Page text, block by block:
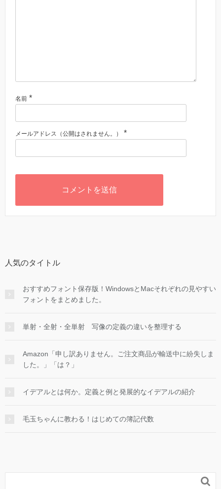
名前 *
メールアドレス（公開はされません。） *
人気のタイトル
おすすめフォント保存版！WindowsとMacそれぞれの見やすい
フォントをまとめました。
単射・全射・全単射 写像の定義の違いを整理する
Amazon「申し訳ありません。ご注文商品が輸送中に紛失しま
した。」「は？」
イデアルとは何か。定義と例と発展的なイデアルの紹介
毛玉ちゃんに教わる！はじめての簿記代数
